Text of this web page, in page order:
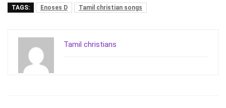
TAGS: Enoses D Tamil christian songs
Tamil christians